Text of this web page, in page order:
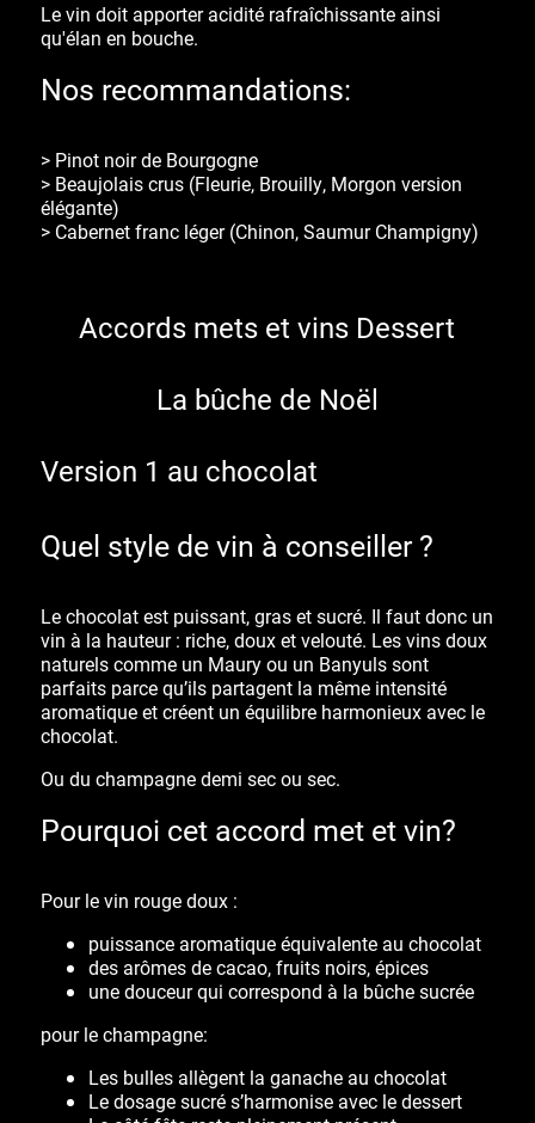
Le vin doit apporteracidité rafraîchissante ainsi
qu'élan en bouche.
Nos recommandations:
>Pinot noirde Bourgogne
> Beaujolais crus(Fleurie, Brouilly, Morgon version
élégante)
> Cabernet franc léger(Chinon, Saumur Champigny)
Accords mets et vins Dessert
La bûche de Noël
Version 1 au chocolat
Quel style de vin à conseiller ?
Le chocolat est puissant, gras et sucré. Il faut donc un
vin à la hauteur : riche, doux et velouté. Les vins doux
naturels comme un Maury ou un Banyuls sont
parfaits parce qu’ils partagent la même intensité
aromatique et créent un équilibre harmonieux avec le
chocolat.
Ou du champagne demi sec ou sec.
Pourquoi cet accord met et vin?
Pour le vin rouge doux :
puissance aromatiqueéquivalente au chocolat
des arômes de cacao, fruits noirs, épices
unedouceurqui correspond à la bûche sucrée
pour le champagne:
Les bullesallègent la ganache au chocolat
Le dosage sucré s’harmonise avec le dessert